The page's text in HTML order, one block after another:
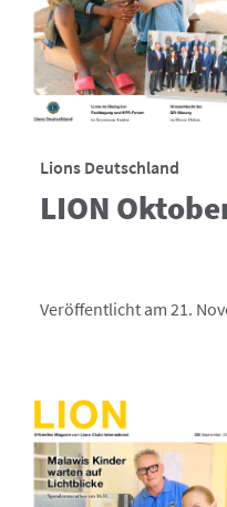
Lions Deutschland
LION
Veröffentlicht am 21.